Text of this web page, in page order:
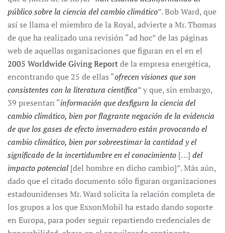
público sobre la ciencia del cambio climático”. Bob Ward, que
así se llama el miembro de la Royal, advierte a Mr. Thomas
de que ha realizado una revisión “ad hoc” de las páginas
web de aquellas organizaciones que figuran en el en el
2005 Worldwide Giving Reportde la empresa energética,
encontrando que 25 de ellas “ofrecen visiones que son
consistentes con la literatura científica” y que, sin embargo,
39 presentan “información que desfigura la ciencia del
cambio climático, bien por flagrante negación de la evidencia
de que los gases de efecto invernadero están provocando el
cambio climático, bien por sobreestimar la cantidad y el
significado de la incertidumbre en el conocimiento […] del
impacto potencial[del hombre en dicho cambio]”. Más aún,
dado que el citado documento sólo figuran organizaciones
estadounidenses Mr. Ward solicita la relación completa de
los grupos a los que ExxonMobil ha estado dando soporte
en Europa, para poder seguir repartiendo credenciales de